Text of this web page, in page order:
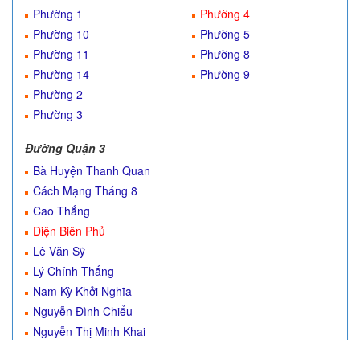
Phường 1
Phường 10
Phường 11
Phường 14
Phường 2
Phường 3
Phường 4
Phường 5
Phường 8
Phường 9
Đường Quận 3
Bà Huyện Thanh Quan
Cách Mạng Tháng 8
Cao Thắng
Điện Biên Phủ
Lê Văn Sỹ
Lý Chính Thắng
Nam Kỳ Khởi Nghĩa
Nguyễn Đình Chiểu
Nguyễn Thị Minh Khai